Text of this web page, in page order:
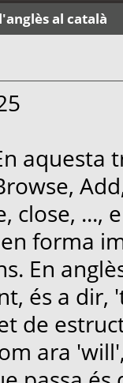
al català
aquesta
close, ...,
forma
En
és a dir,
de
ara